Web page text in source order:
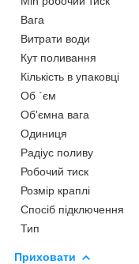
Вага
Витрати води
Кут поливання
Кількість в упаковці
Об `єм
Об'ємна вага
Одиниця
Радіус поливу
Робочий тиск
Розмір краплі
Спосіб підключення
Тип
Приховати